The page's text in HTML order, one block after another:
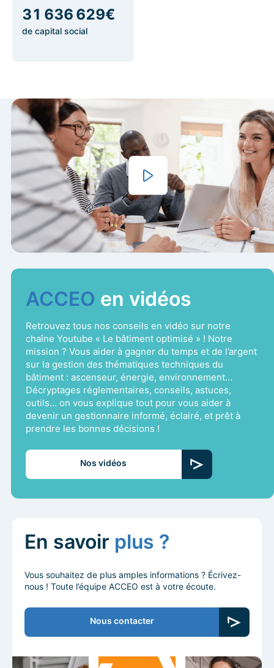
31 884 110 €
de capital social
ACCEO en vidéos
Retrouvez tous nos conseils en vidéo sur notre
chaîne Youtube « Le bâtiment optimisé » ! Notre
mission ? Vous aider à gagner du temps et de l’argent
sur la gestion des thématiques techniques du
bâtiment : ascenseur, énergie, environnement…
Décryptages réglementaires, conseils, astuces,
outils… on vous explique tout pour vous aider à
devenir un gestionnaire informé, éclairé, et prêt à
prendre les bonnes décisions !
Nos vidéos
En savoir plus ?
Vous souhaitez de plus amples informations ? Écrivez-
nous ! Toute l’équipe ACCEO est à votre écoute.
Nous contacter